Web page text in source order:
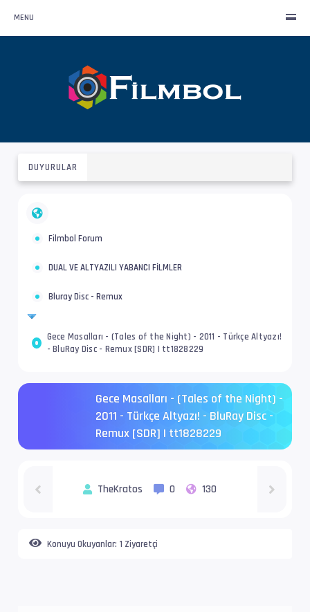
MENU
DUYURULAR
Filmbol Forum
DUAL VE ALTYAZILI YABANCI FİLMLER
Bluray Disc - Remux
Gece Masalları - (Tales of the Night) - 2011 - Türkçe Altyazı!
- BluRay Disc - Remux [SDR] | tt1828229
Gece Masalları - (Tales of the Night) -
2011 - Türkçe Altyazı! - BluRay Disc -
Remux [SDR] | tt1828229
TheKratos 0 130
Konuyu Okuyanlar: 1 Ziyaretçi